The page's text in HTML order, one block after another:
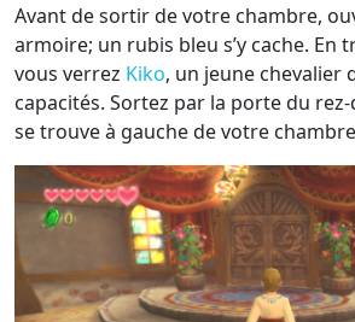
Avant de sortir de votre chambre,
armoire; un rubis bleu s’y cache. En
vous verrez Kiko, un jeune chevalier
capacités. Sortez par la porte du
se trouve à gauche de votre